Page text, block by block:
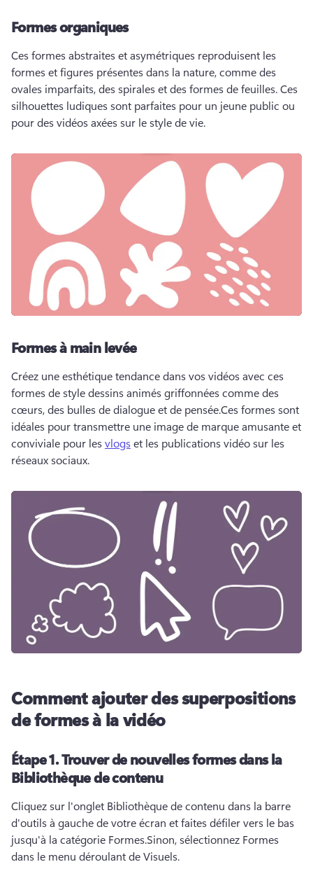
Formes organiques
Ces formes abstraites et asymétriques reproduisent les
formes et figures présentes dans la nature, comme des
ovales imparfaits, des spirales et des formes de feuilles. Ces
silhouettes ludiques sont parfaites pour un jeune public ou
pour des vidéos axées sur le style de vie.
Formes à main levée
Créez une esthétique tendance dans vos vidéos avec ces
formes de style dessins animés griffonnées comme des
cœurs, des bulles de dialogue et de pensée.Ces formes sont
idéales pour transmettre une image de marque amusante et
conviviale pour les vlogs et les publications vidéo sur les
réseaux sociaux.
Comment ajouter des superpositions
de formes à la vidéo
Étape 1.Trouver de nouvelles formes dans la
Bibliothèque de contenu
Cliquez sur l'onglet Bibliothèque de contenu dans la barre
d'outils à gauche de votre écran et faites défiler vers le bas
jusqu'à la catégorie Formes.Sinon, sélectionnez Formes
dans le menu déroulant de Visuels.